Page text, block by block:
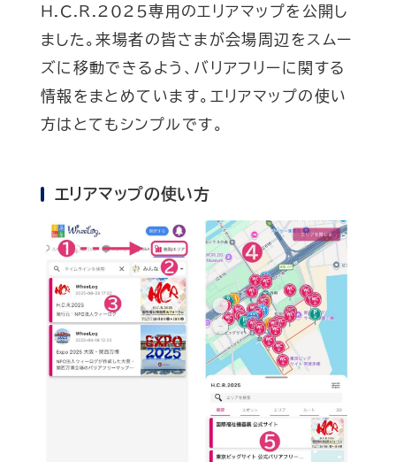
H.C.R.2025専用のエリアマップを公開し
ました。来場者の皆さまが会場周辺をスムー
ズに移動できるよう、バリアフリーに関する
情報をまとめています。エリアマップの使い
方はとてもシンプルです。
エリアマップの使い方